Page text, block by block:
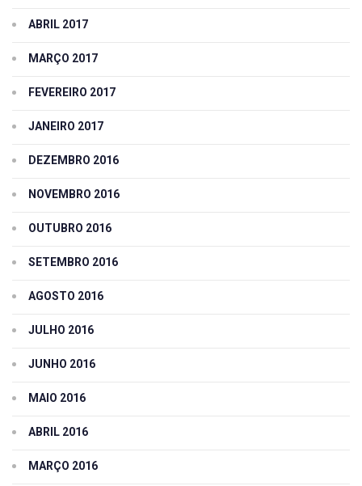
ABRIL 2017
MARÇO 2017
FEVEREIRO 2017
JANEIRO 2017
DEZEMBRO 2016
NOVEMBRO 2016
OUTUBRO 2016
SETEMBRO 2016
AGOSTO 2016
JULHO 2016
JUNHO 2016
MAIO 2016
ABRIL 2016
MARÇO 2016